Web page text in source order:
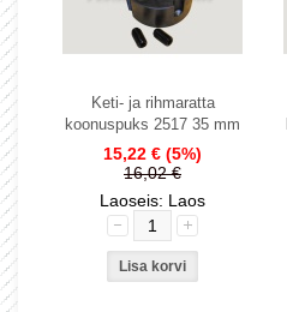
Keti- ja rihmaratta
koonuspuks 2517 35 mm
15,22 € (5%)
16,02 €
Laoseis: Laos